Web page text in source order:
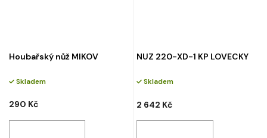
Houbařský nůž MIKOV
Skladem
290 Kč
NUZ 220-XD-1 KP LOVECKY
Skladem
2 642 Kč